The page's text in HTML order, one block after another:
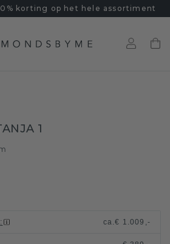
korting op het hele assortiment
1
: ca.€ 1.009,-